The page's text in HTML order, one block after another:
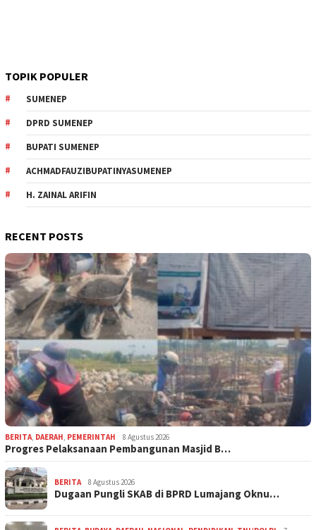
TOPIK POPULER
SUMENEP
DPRD SUMENEP
BUPATI SUMENEP
ACHMADFAUZIBUPATINYASUMENEP
H. ZAINAL ARIFIN
RECENT POSTS
BERITA DAERAH PEMERINTAH 8 Agustus 2026
Progres Pelaksanaan Pembangunan Masjid B…
BERITA 8 Agustus 2026
Dugaan Pungli SKAB di BPRD Lumajang Oknu…